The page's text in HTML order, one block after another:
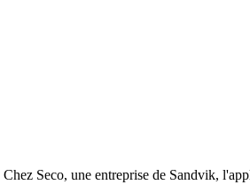
Seco, une entreprise de Sandvik,